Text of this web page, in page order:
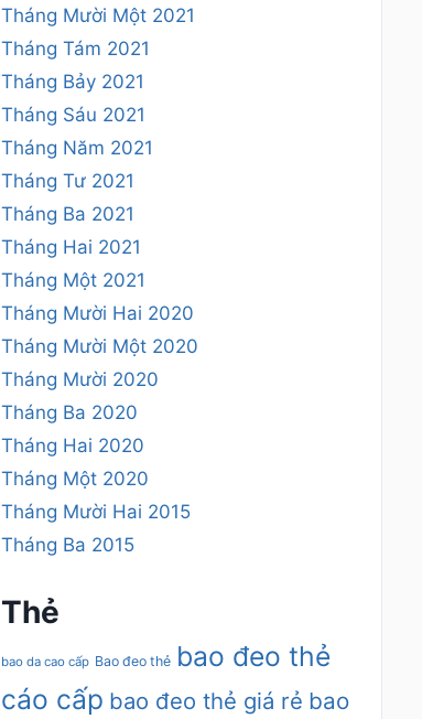
Tháng Mười Một 2021
Tháng Tám 2021
Tháng Bảy 2021
Tháng Sáu 2021
Tháng Năm 2021
Tháng Tư 2021
Tháng Ba 2021
Tháng Hai 2021
Tháng Một 2021
Tháng Mười Hai 2020
Tháng Mười Một 2020
Tháng Mười 2020
Tháng Ba 2020
Tháng Hai 2020
Tháng Một 2020
Tháng Mười Hai 2015
Tháng Ba 2015
Thẻ
bao da cao cấp Bao đeo thẻ bao đeo thẻ
cáo cấp bao đeo thẻ giá rẻ bao